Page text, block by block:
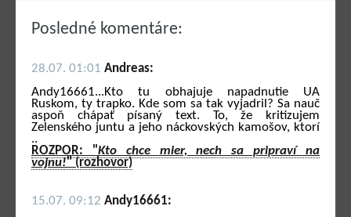
Posledné komentáre:
28.07. 01:01 Andreas:
Andy16661...Kto tu obhajuje napadnutie UA
Ruskom, ty trapko. Kde som sa tak vyjadril? Sa nauč
aspoň chápať písaný text. To, že kritizujem
Zelenského juntu a jeho náckovských kamošov, ktorí
..
ROZPOR: "Kto chce mier, nech sa pripraví na
vojnu!" (rozhovor)
15.07. 09:12 Andy16661: